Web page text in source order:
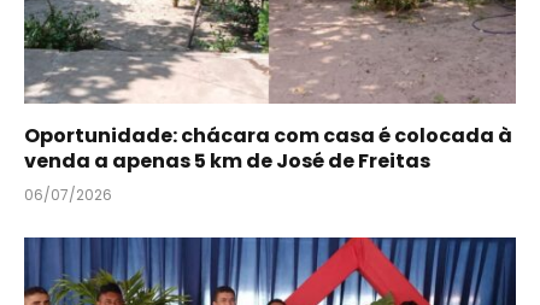
Oportunidade: chácara com casa é colocada à
venda a apenas 5 km de José de Freitas
06/07/2026